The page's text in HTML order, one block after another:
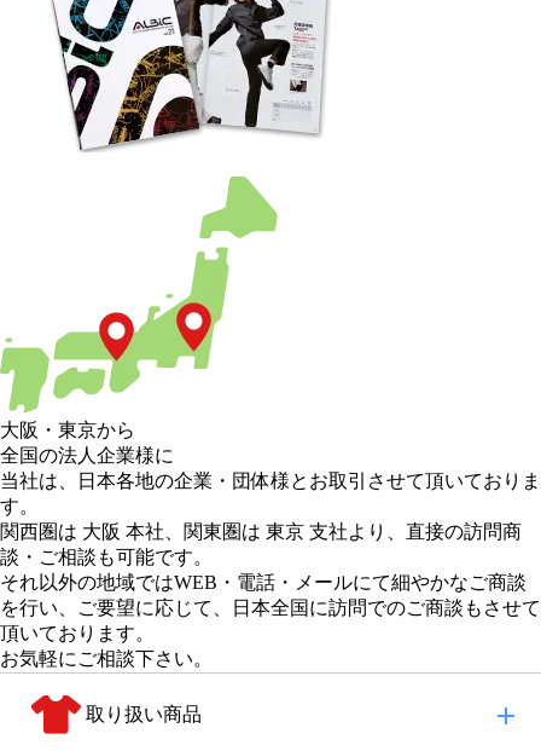
大阪 ・ 東京から
全国の法人企業様に
当社は、日本各地の企業・団体様とお取引させて頂いておりま
す。
関西圏は 大阪 本社、 関東圏は 東京 支社より、直接の訪問商
談・ご相談も可能です。
それ以外の地域ではWEB・電話・メールにて細やかなご商談
を行い、
ご要望に応じて、日本全国に訪問でのご商談もさせて
頂いております。
お気軽にご相談下さい。
取り扱い商品